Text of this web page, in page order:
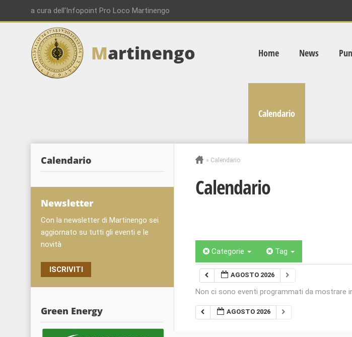
a cura dell'Infopoint Pro Loco Martinengo
Martinengo Home News
Calendario
» Calendario
Calendario
Categorie Tag
AGOSTO 2026
Non ci sono eventi programmati da mostrare
AGOSTO 2026
Calendario
Newsletter
Con la newsletter di Martinengo sei
aggiornato su tutti gli eventi e le
novità
ISCRIVITI
Green Energy